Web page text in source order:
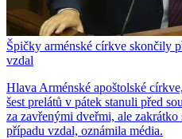
Špičky arménské církve skončily
vzdal
Hlava Arménské apoštolské
šest prelátů v pátek stanuli před
za zavřenými dveřmi, ale
případu vzdal, oznámila média.